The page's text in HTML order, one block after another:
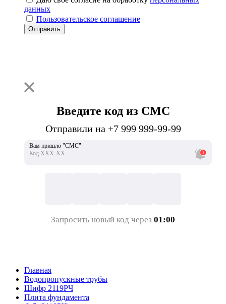
данных
Пользовательское соглашение
Отправить
Введите код из СМС
Отправили на +7 999 999-99-99
Вам пришло "СМС"
Код ХХХ-ХХ
Запросить новый код через 01:00
Главная
Водопропускные трубы
Шифр 2119РЧ
Плита фундамента